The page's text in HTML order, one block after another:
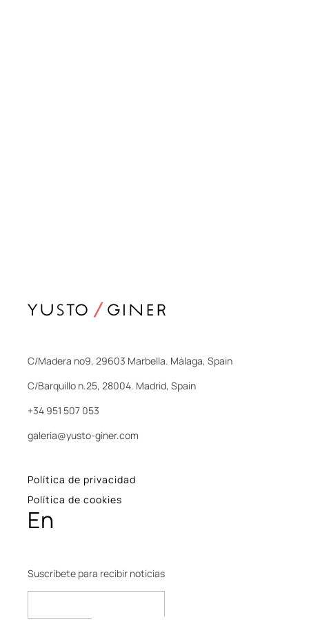
C/Madera nº9, 29603 Marbella. Málaga, Spain
C/Barquillo n.25, 28004. Madrid, Spain
+34 951 507 053
galeria@yusto-giner.com
Política de privacidad
Política de cookies
En
Suscríbete para recibir noticias